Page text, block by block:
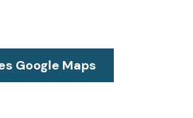
Google Maps